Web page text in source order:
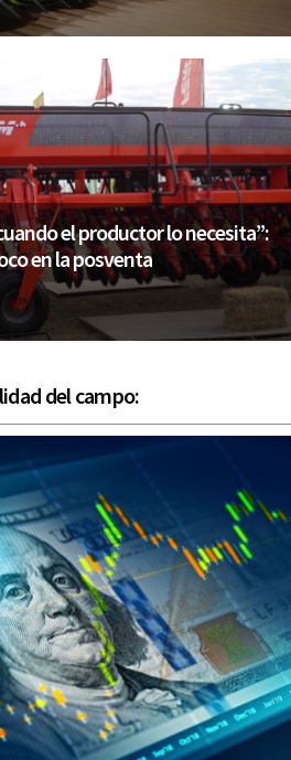
el productor lo necesita”:
en la posventa
del campo: